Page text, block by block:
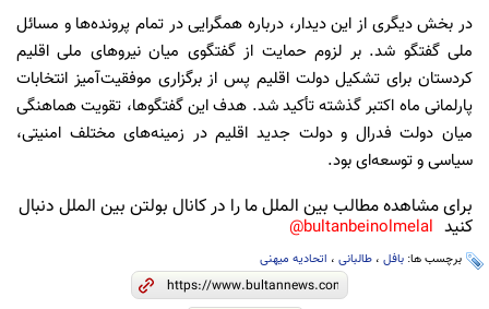
در بخش دیگری از این دیدار، درباره همگرایی در تمام پرونده‌ها و مسائل
ملی گفتگو شد. بر لزوم حمایت از گفتگوی میان نیروهای ملی اقلیم
کردستان برای تشکیل دولت اقلیم پس از برگزاری موفقیت‌آمیز انتخابات
پارلمانی ماه اکتبر گذشته تأکید شد. هدف این گفتگوها، تقویت هماهنگی
میان دولت فدرال و دولت جدید اقلیم در زمینه‌های مختلف امنیتی،
سیاسی و توسعه‌ای بود.
برای مشاهده مطالب بین الملل ما را در کانال بولتن بین الملل دنبال
کنید bultanbeinolmelal@
برچسب ها: بافل ، طالبانی ، اتحادیه میهنی